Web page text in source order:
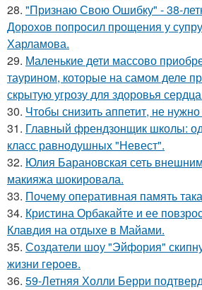
28. "Признаю Свою Ошибку" - 38-
Дорохов попросил прощения у
Харламова.
29. Маленькие дети массово
таурином, которые на самом деле
скрытую угрозу для здоровья
30. Чтобы снизить аппетит, не
31. Главный френдзонщик школы:
класс равнодушных "Невест".
32. Юлия Барановская сеть
макияжа шокировала.
33. Почему оперативная память
34. Кристина Орбакайте и ее
Клавдия на отдыхе в Майами.
35. Создатели шоу "Эйфория"
жизни героев.
36. 59-Летняя Холли Берри